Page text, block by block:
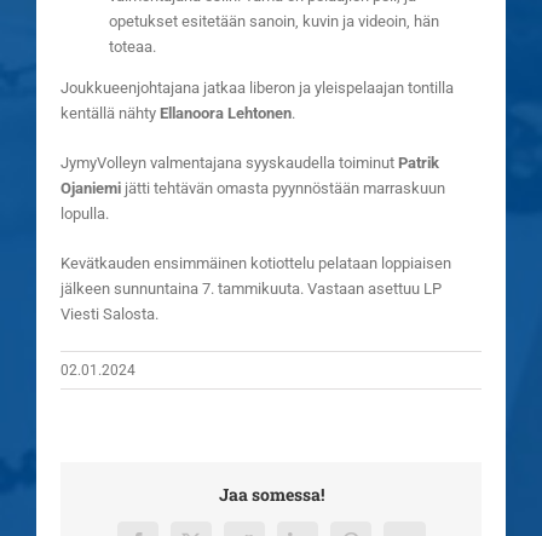
opetukset esitetään sanoin, kuvin ja videoin, hän
toteaa.
Joukkueenjohtajana jatkaa liberon ja yleispelaajan tontilla
kentällä nähty Ellanoora Lehtonen.
JymyVolleyn valmentajana syyskaudella toiminut Patrik
Ojaniemi jätti tehtävän omasta pyynnöstään marraskuun
lopulla.
Kevätkauden ensimmäinen kotiottelu pelataan loppiaisen
jälkeen sunnuntaina 7. tammikuuta. Vastaan asettuu LP
Viesti Salosta.
02.01.2024
Jaa somessa!